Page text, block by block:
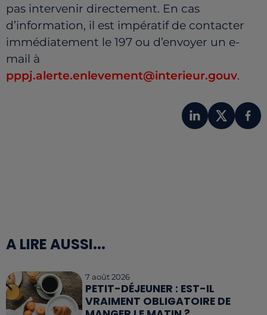
pas intervenir directement. En cas
d’information, il est impératif de contacter
immédiatement le 197 ou d’envoyer un e-
mail à
pppj.alerte.enlevement@interieur.gouv.
A LIRE AUSSI...
7 août 2026
PETIT-DÉJEUNER : EST-IL
VRAIMENT OBLIGATOIRE DE